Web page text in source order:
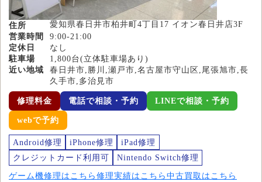
住所
愛知県春日井市柏井町4丁目17 イオン春日井店3F
営業時間
9:00-21:00
定休日
なし
駐車場
1,800台(立体駐車場あり)
近い地域
春日井市,勝川,瀬戸市,名古屋市守山区,尾張旭市,長
久手市,多治見市
修理料金 電話で相談・予約 LINEで相談・予約
webで予約
Android修理 iPhone修理
iPad修理
クレジットカード利用可
Nintendo Switch修理
ゲーム機修理はこちら 修理実績はこちら 中古買取はこちら